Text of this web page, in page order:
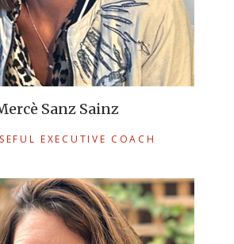
Sanz Sainz
EXECUTIVE COACH